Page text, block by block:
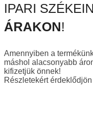
IPARI
ÁRAKON!
Amennyiben a
máshol alacsonyabb
kifizetjük önnek!
Részletekért